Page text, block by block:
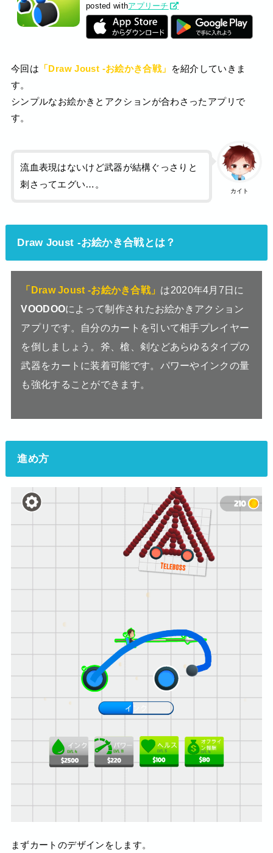
posted withアプリーチ
今回は 「Draw Joust -お絵かき合戦」
を紹介していきま
す。
シンプルなお絵かきとアクションが合わさったアプリで
す。
カイト
流血表現はないけど武器が結構ぐっさりと
刺さってエグい…。
Draw Joust -お絵かき合戦とは？
「Draw Joust -お絵かき合戦」 は2020年4月7日に
VOODOOによって制作されたお絵かきアクション
アプリです。自分のカートを引いて相手プレイヤー
を倒しましょう。斧、槍、剣などあらゆるタイプの
武器をカートに装着可能です。パワーやインクの量
も強化することができます。
進め方
まずカートのデザインをします。